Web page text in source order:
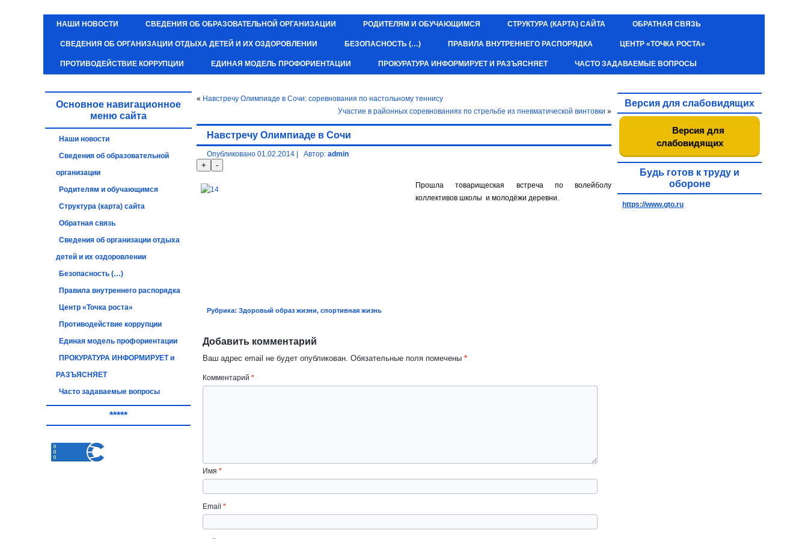
НАШИ НОВОСТИ СВЕДЕНИЯ ОБ ОБРАЗОВАТЕЛЬНОЙ ОРГАНИЗАЦИИ РОДИТЕЛЯМ И ОБУЧАЮЩИМСЯ СТРУКТУРА (КАРТА) САЙТА ОБРАТНАЯ СВЯЗЬ
СВЕДЕНИЯ ОБ ОРГАНИЗАЦИИ ОТДЫХА ДЕТЕЙ И ИХ ОЗДОРОВЛЕНИИ БЕЗОПАСНОСТЬ (…) ПРАВИЛА ВНУТРЕННЕГО РАСПОРЯДКА ЦЕНТР «ТОЧКА РОСТА»
ПРОТИВОДЕЙСТВИЕ КОРРУПЦИИ ЕДИНАЯ МОДЕЛЬ ПРОФОРИЕНТАЦИИ ПРОКУРАТУРА ИНФОРМИРУЕТ И РАЗЪЯСНЯЕТ ЧАСТО ЗАДАВАЕМЫЕ ВОПРОСЫ
Основное навигационное
меню сайта
Наши новости
Сведения об образовательной
организации
Родителям и обучающимся
Структура (карта) сайта
Обратная связь
Сведения об организации отдыха
детей и их оздоровлении
Безопасность (…)
Правила внутреннего распорядка
Центр «Точка роста»
Противодействие коррупции
Единая модель профориентации
ПРОКУРАТУРА ИНФОРМИРУЕТ и
РАЗЪЯСНЯЕТ
Часто задаваемые вопросы
*****
« Навстречу Олимпиаде в Сочи: соревнования по настольному теннису
Участие в районных соревнованиях по стрельбе из пневматической винтовки »
Навстречу Олимпиаде в Сочи
Опубликовано 01.02.2014 Автор: admin
Прошла товарищеская встреча по волейболу
коллективов школы и молодёжи деревни.
Рубрика: Здоровый образ жизни, спортивная жизнь
Добавить комментарий
Ваш адрес email не будет опубликован. Обязательные поля помечены *
Комментарий *
Имя *
Email *
Версия для слабовидящих
Версия для
слабовидящих
Будь готов к труду и
обороне
https://www.gto.ru